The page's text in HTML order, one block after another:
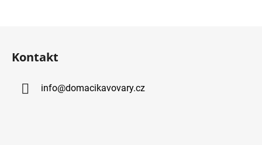
Kontakt
info@domacikavovary.cz